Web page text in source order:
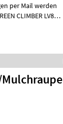
per Mail werden
Mulchraupe